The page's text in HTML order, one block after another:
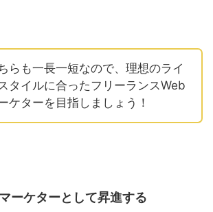
らも一長一短なので、理想のライ
タイルに合ったフリーランスWeb
ケターを目指しましょう！
ケターとして昇進する